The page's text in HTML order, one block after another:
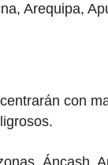
Arequipa,
con